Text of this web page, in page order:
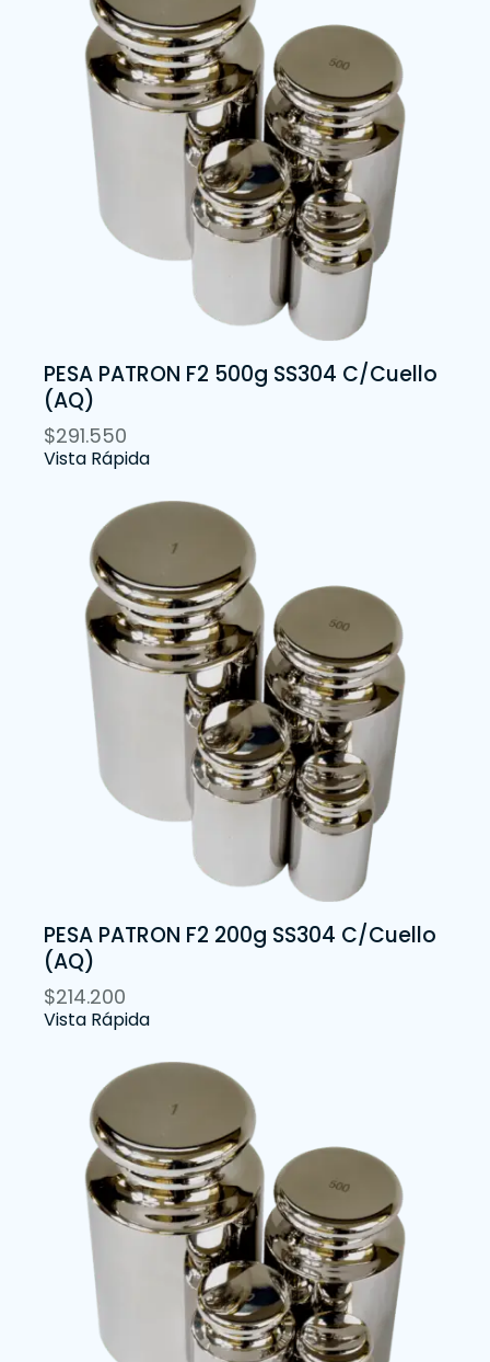
PESA PATRON F2 500g SS304 C/Cuello
(AQ)
$291.550
Vista Rápida
PESA PATRON F2 200g SS304 C/Cuello
(AQ)
$214.200
Vista Rápida